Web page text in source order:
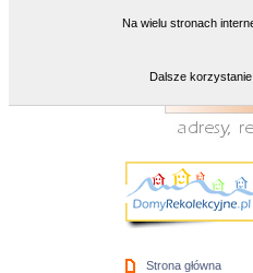
Strona główna
Na wielu stronach
Dalsze